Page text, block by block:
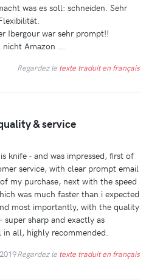
was es soll: schneiden. Sehr
Ibergour war sehr prompt!!
Amazon ...
Regardez le texte traduit en français
& service
knife - and was impressed, first of
service, with clear prompt email
my purchase, next with the speed
was much faster than i expected
most importantly, with the quality
super sharp and exactly as
all, highly recommended.
Regardez le texte traduit en français